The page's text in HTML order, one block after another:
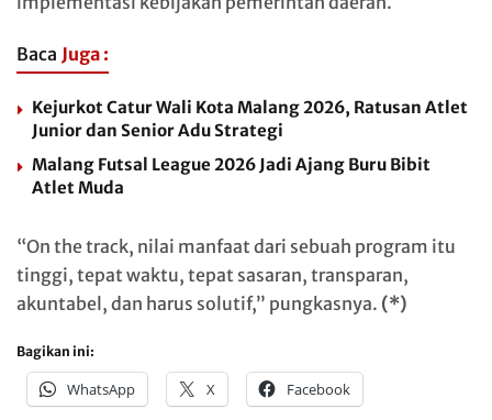
Baca Juga :
Kejurkot Catur Wali Kota Malang 2026, Ratusan Atlet
Junior dan Senior Adu Strategi
Malang Futsal League 2026 Jadi Ajang Buru Bibit
Atlet Muda
“On the track, nilai manfaat dari sebuah program itu
tinggi, tepat waktu, tepat sasaran, transparan,
akuntabel, dan harus solutif,” pungkasnya. (*)
Bagikan ini:
WhatsApp X Facebook